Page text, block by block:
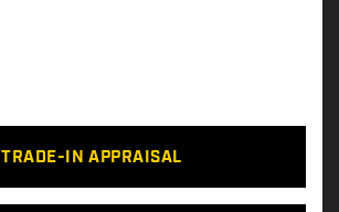
TRADE-IN APPRAISAL